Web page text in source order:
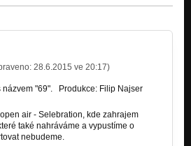
28.6.2015 ve 20:17)
názvem "69". Produkce: Filip Najser
air - Selebration, kde zahrajem
také nahráváme a vypustíme o
nebudeme.